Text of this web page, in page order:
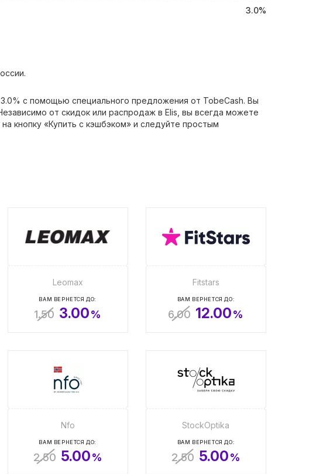
3.0%
с помощью специального предложения от TobeCash. Вы
от скидок или распродаж в Elis, вы всегда можете
кнопку «Купить с кэшбэком» и следуйте простым
Leomax
ВАМ ВЕРНЕТСЯ ДО:
1.50 3.00%
Fitstars
ВАМ ВЕРНЕТСЯ ДО:
6.00 12.00%
Nfo
ВАМ ВЕРНЕТСЯ ДО:
2.50 5.00%
StockOptika
ВАМ ВЕРНЕТСЯ ДО:
2.50 5.00%